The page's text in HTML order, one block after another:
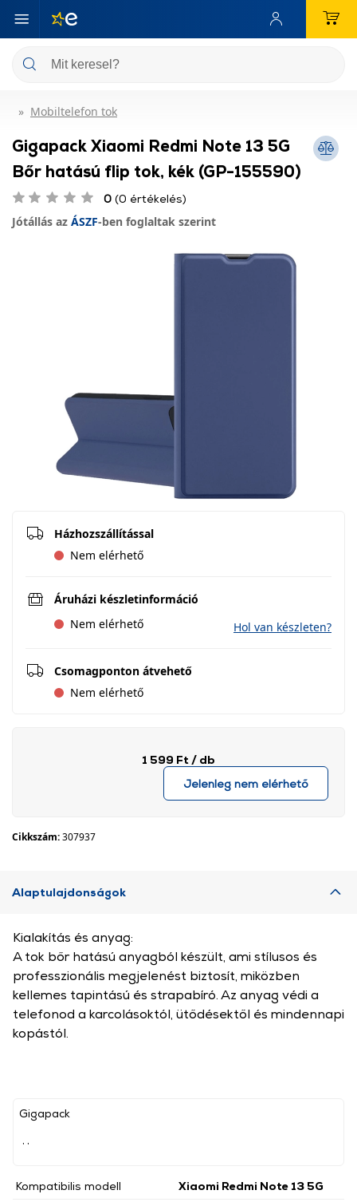
Mobiltelefon tok
Gigapack Xiaomi Redmi Note 13 5G
Bőr hatású flip tok, kék (GP-155590)
0 (0 értékelés)
Jótállás az ÁSZF-ben foglaltak szerint
Házhozszállítással
Nem elérhető
Áruházi készletinformáció
Nem elérhető
Hol van készleten?
Csomagponton átvehető
Nem elérhető
1 599 Ft / db
Jelenleg nem elérhető
Cikkszám:307937
Alaptulajdonságok
Gigapack
Kompatibilis modell
Xiaomi Redmi Note 13 5G
Kialakítás és anyag:
A tok bőr hatású anyagból készült, ami stílusos és
professzionális megjelenést biztosít, miközben
kellemes tapintású és strapabíró. Az anyag védi a
telefonod a karcolásoktól, ütődésektől és mindennapi
kopástól.